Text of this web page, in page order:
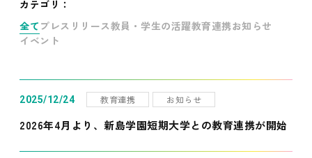
カテゴリ：
全て プレスリリース教員・学生の活躍教育連携お知らせ
イベント
2025/12/24 教育連携 お知らせ
2026年4月より、新島学園短期大学との教育連携が開始